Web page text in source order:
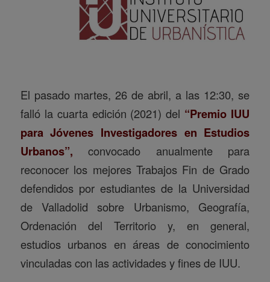
El pasado martes, 26 de abril, a las 12:30, se
falló la cuarta edición (2021) del “Premio IUU
para Jóvenes Investigadores en Estudios
Urbanos”,convocado anualmente para
reconocer los mejores Trabajos Fin de Grado
defendidos por estudiantes de la Universidad
de Valladolid sobre Urbanismo, Geografía,
Ordenación del Territorio y, en general,
estudios urbanos en áreas de conocimiento
vinculadas con las actividades y fines de IUU.